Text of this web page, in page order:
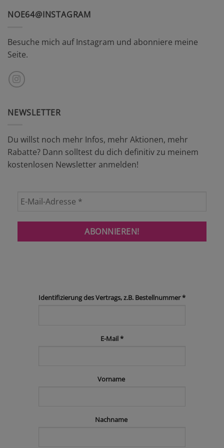
NOE64@INSTAGRAM
Besuche mich auf Instagram und abonniere meine
Seite.
NEWSLETTER
Du willst noch mehr Infos, mehr Aktionen, mehr
Rabatte? Dann solltest du dich definitiv zu meinem
kostenlosen Newsletter anmelden!
Identifizierung des Vertrags, z.B. Bestellnummer*
E-Mail*
E-
Vorname
Nachname